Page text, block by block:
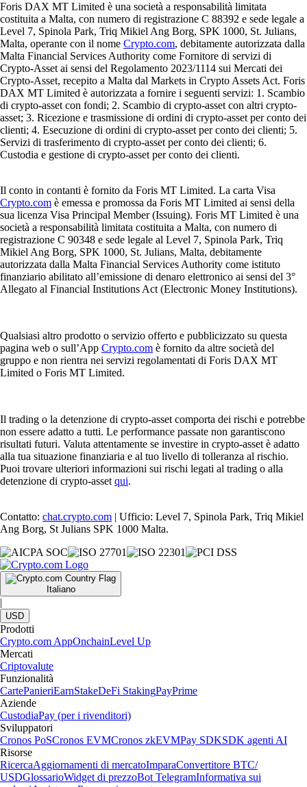
Foris DAX MT Limited è una società a responsabilità limitata
costituita a Malta, con numero di registrazione C 88392 e sede legale a
Level 7, Spinola Park, Triq Mikiel Ang Borg, SPK 1000, St. Julians,
Malta, operante con il nome Crypto.com, debitamente autorizzata dalla
Malta Financial Services Authority come Fornitore di servizi di
Crypto-Asset ai sensi del Regolamento 2023/1114 sui Mercati dei
Crypto-Asset, recepito a Malta dal Markets in Crypto Assets Act. Foris
DAX MT Limited è autorizzata a fornire i seguenti servizi: 1. Scambio
di crypto-asset con fondi; 2. Scambio di crypto-asset con altri crypto-
asset; 3. Ricezione e trasmissione di ordini di crypto-asset per conto dei
clienti; 4. Esecuzione di ordini di crypto-asset per conto dei clienti; 5.
Servizi di trasferimento di crypto-asset per conto dei clienti; 6.
Custodia e gestione di crypto-asset per conto dei clienti.
Il conto in contanti è fornito da Foris MT Limited. La carta Visa
Crypto.com è emessa e promossa da Foris MT Limited ai sensi della
sua licenza Visa Principal Member (Issuing). Foris MT Limited è una
società a responsabilità limitata costituita a Malta, con numero di
registrazione C 90348 e sede legale al Level 7, Spinola Park, Triq
Mikiel Ang Borg, SPK 1000, St. Julians, Malta, debitamente
autorizzata dalla Malta Financial Services Authority come istituto
finanziario abilitato all’emissione di denaro elettronico ai sensi del 3°
Allegato al Financial Institutions Act (Electronic Money Institutions).
Qualsiasi altro prodotto o servizio offerto e pubblicizzato su questa
pagina web o sull’App Crypto.com è fornito da altre società del
gruppo e non rientra nei servizi regolamentati di Foris DAX MT
Limited o Foris MT Limited.
Il trading o la detenzione di crypto-asset comporta dei rischi e potrebbe
non essere adatto a tutti. Le performance passate non garantiscono
risultati futuri. Valuta attentamente se investire in crypto-asset è adatto
alla tua situazione finanziaria e al tuo livello di tolleranza al rischio.
Puoi trovare ulteriori informazioni sui rischi legati al trading o alla
detenzione di crypto-asset qui.
Contatto: chat.crypto.com | Ufficio: Level 7, Spinola Park, Triq Mikiel
Ang Borg, St Julians SPK 1000 Malta.
Italiano
|
USD
Prodotti
Crypto.com AppOnchainLevel Up
Mercati
Criptovalute
Funzionalità
CartePanieriEarnStakeDeFi StakingPayPrime
Aziende
CustodiaPay (per i rivenditori)
Sviluppatori
Cronos PoSCronos EVMCronos zkEVMPay SDKSDK agenti AI
Risorse
RicercaAggiornamenti di mercatoImparaConvertitore BTC/
USDGlossarioWidget di prezzoBot TelegramInformativa sui